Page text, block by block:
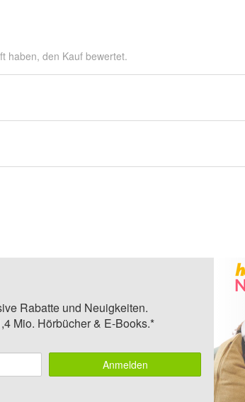
haben, den Kauf bewertet.
Rabatte und Neuigkeiten.
Mio. Hörbücher & E-Books.*
Anmelden